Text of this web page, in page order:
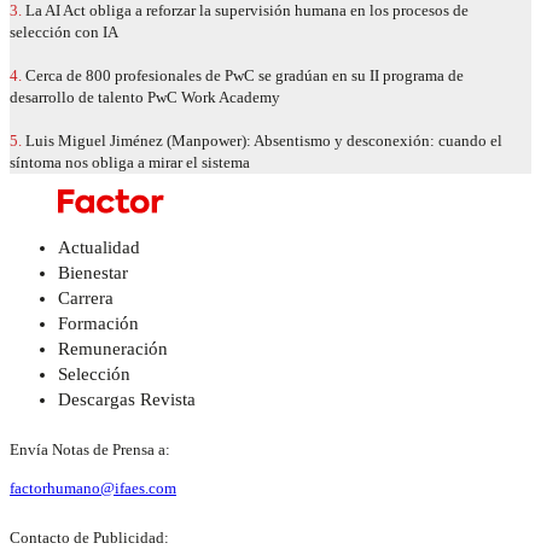
3. La AI Act obliga a reforzar la supervisión humana en los procesos de
selección con IA
4. Cerca de 800 profesionales de PwC se gradúan en su II programa de
desarrollo de talento PwC Work Academy
5. Luis Miguel Jiménez (Manpower): Absentismo y desconexión: cuando el
síntoma nos obliga a mirar el sistema
Actualidad
Bienestar
Carrera
Formación
Remuneración
Selección
Descargas Revista
Envía Notas de Prensa a:
factorhumano@ifaes.com
Contacto de Publicidad: